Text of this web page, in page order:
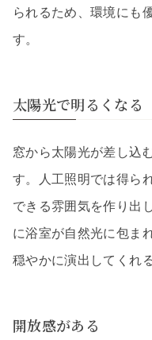
られるため、環境にも
す。
太陽光で明るくなる
窓から太陽光が差し込
す。人工照明では得ら
できる雰囲気を作り出
に浴室が自然光に包ま
穏やかに演出してくれ
開放感がある